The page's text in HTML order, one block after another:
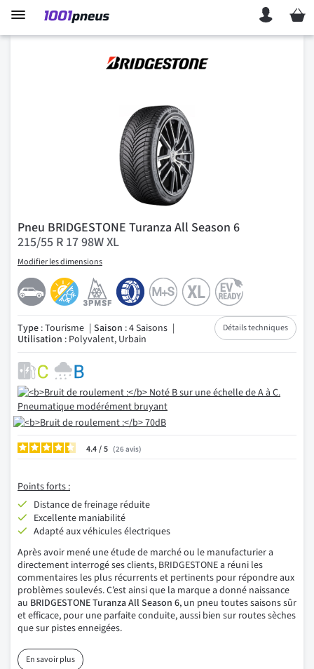
Mon
Pneu BRIDGESTONE Turanza All Season 6
215/55 R 17 98W XL
Modifier les dimensions
Détails techniques
Type : Tourisme Saison : 4 Saisons
Utilisation : Polyvalent, Urbain
4.4/ 26avis
Points forts :
Distance de freinage réduite
Excellente maniabilité
Adapté aux véhicules électriques
Après avoir mené une étude de marché ou le manufacturier a
directement interrogé ses clients, BRIDGESTONE a réuni les
commentaires les plus récurrents et pertinents pour répondre aux
problèmes soulevés. C’est ainsi que la marque a donné naissance
au BRIDGESTONE Turanza All Season 6, un pneu toutes saisons sûr
et efficace, pour une parfaite conduite, aussi bien sur routes sèches
que sur pistes enneigées.
En savoir plus